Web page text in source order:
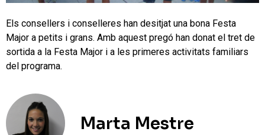
Els consellers i conselleres han desitjat una bona Festa
Major a petits i grans. Amb aquest pregó han donat el tret de
sortida a la Festa Major i a les primeres activitats familiars
del programa.
Marta Mestre